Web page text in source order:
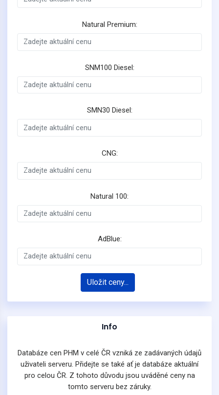
Natural Premium:
SNM100 Diesel:
SMN30 Diesel:
CNG:
Natural 100:
AdBlue:
Uložit ceny...
Info
Databáze cen PHM v celé ČR vzniká ze zadávaných údajů
uživateli serveru. Přidejte se také ať je databáze aktuální
pro celou ČR. Z tohoto důvodu jsou uváděné ceny na
tomto serveru bez záruky.